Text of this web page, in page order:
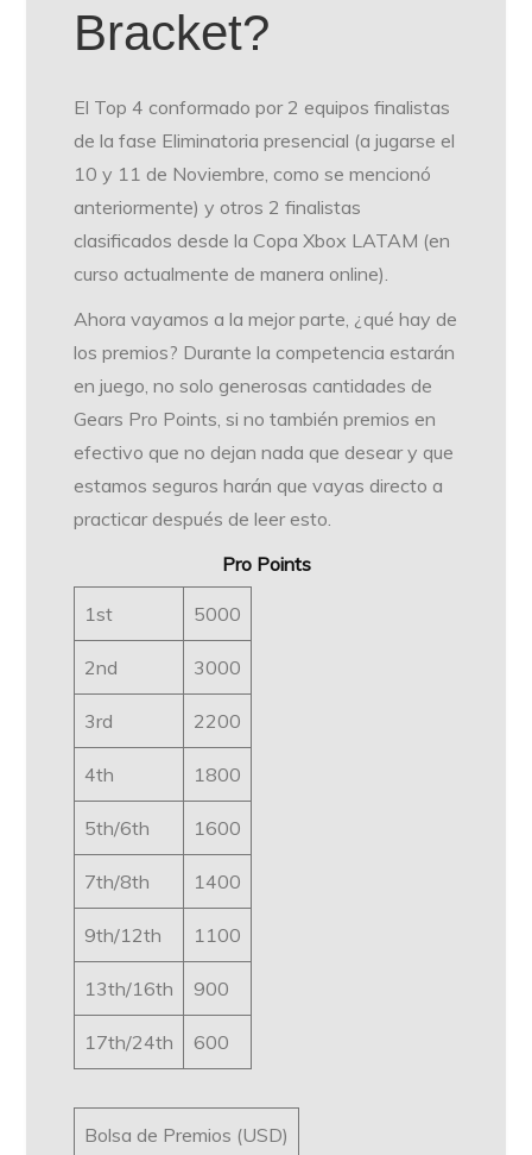
Bracket?
El Top 4 conformado por 2 equipos finalistas
de la fase Eliminatoria presencial (a jugarse el
10 y 11 de Noviembre, como se mencionó
anteriormente) y otros 2 finalistas
clasificados desde la Copa Xbox LATAM (en
curso actualmente de manera online).
Ahora vayamos a la mejor parte, ¿qué hay de
los premios? Durante la competencia estarán
en juego, no solo generosas cantidades de
Gears Pro Points, si no también premios en
efectivo que no dejan nada que desear y que
estamos seguros harán que vayas directo a
practicar después de leer esto.
Pro Points
1st 5000
2nd 3000
3rd 2200
4th 1800
5th/6th 1600
7th/8th 1400
9th/12th 1100
13th/16th 900
17th/24th 600
Bolsa de Premios (USD)